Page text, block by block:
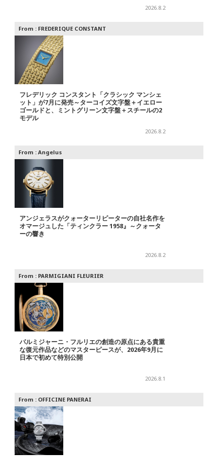
2026.8.2
From : FREDERIQUE CONSTANT
フレデリック コンスタント「クラシック マンシェ
ット」が7月に発売～ターコイズ文字盤＋イエロー
ゴールドと、ミントグリーン文字盤＋スチールの2
モデル
2026.8.2
From : Angelus
アンジェラスがクォーターリピーターの自社名作を
オマージュした「ティンクラー 1958』～クォータ
ーの響き
2026.8.2
From : PARMIGIANI FLEURIER
パルミジャーニ・フルリエの創造の原点にある貴重
な復元作品などのマスターピースが、2026年9月に
日本で初めて特別公開
2026.8.1
From : OFFICINE PANERAI